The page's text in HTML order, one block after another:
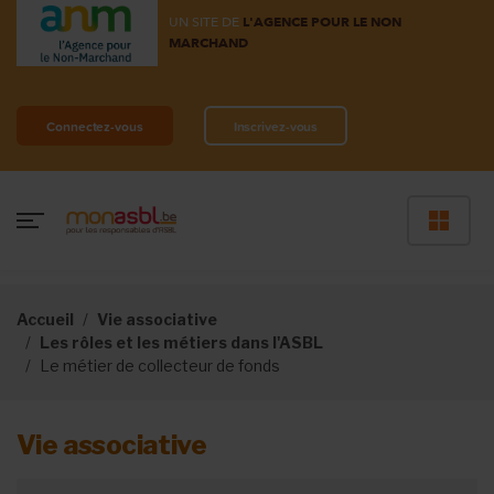
UN SITE DE L'AGENCE POUR LE NON
MARCHAND
Connectez-vous Inscrivez-vous
Accueil
Vie associative
Les rôles et les métiers dans l'ASBL
Le métier de collecteur de fonds
Vie associative